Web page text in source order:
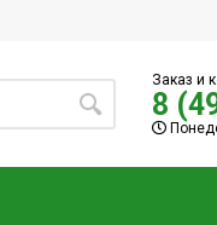
Заказ и
8